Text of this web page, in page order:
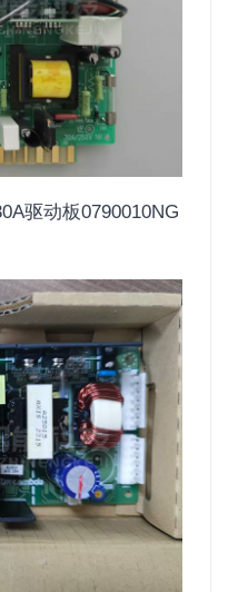
驱动板0790010NG